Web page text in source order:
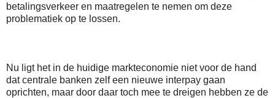
betalingsverkeer en maatregelen te nemen om deze
problematiek op te lossen.
Nu ligt het in de huidige markteconomie niet voor de hand
dat centrale banken zelf een nieuwe interpay gaan
oprichten, maar door daar toch mee te dreigen hebben ze de